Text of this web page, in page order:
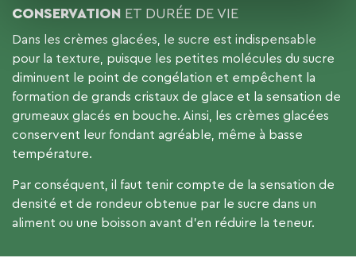
CONSERVATION ET DURÉE DE VIE
Dans les crèmes glacées, le sucre est indispensable
pour la texture, puisque les petites molécules du sucre
diminuent le point de congélation et empêchent la
formation de grands cristaux de glace et la sensation de
grumeaux glacés en bouche. Ainsi, les crèmes glacées
conservent leur fondant agréable, même à basse
température.
Par conséquent, il faut tenir compte de la sensation de
densité et de rondeur obtenue par le sucre dans un
aliment ou une boisson avant d’en réduire la teneur.